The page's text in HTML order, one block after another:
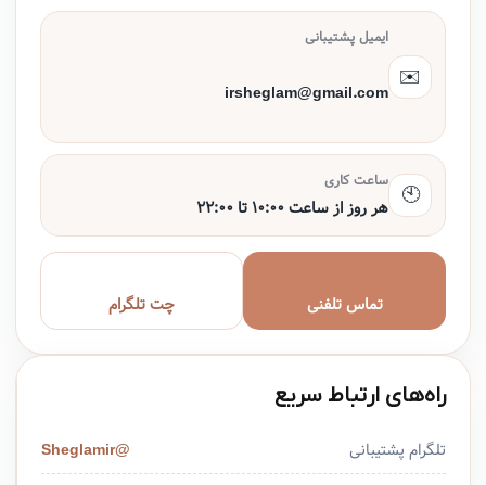
✉️
ایمیل پشتیبانی
irsheglam@gmail.com
🕙 ساعت کاری
هر روز از ساعت ۱۰:۰۰ تا ۲۲:۰۰
تماس تلفنی چت تلگرام
راه‌های ارتباط سریع
تلگرام پشتیبانی @Sheglamir